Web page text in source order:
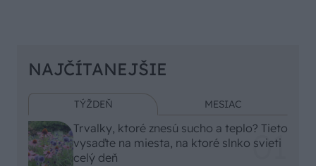
NAJČÍTANEJŠIE
TÝŽDEŇ MESIAC
Trvalky, ktoré znesú sucho a teplo? Tieto
vysaďte na miesta, na ktoré slnko svieti
celý deň